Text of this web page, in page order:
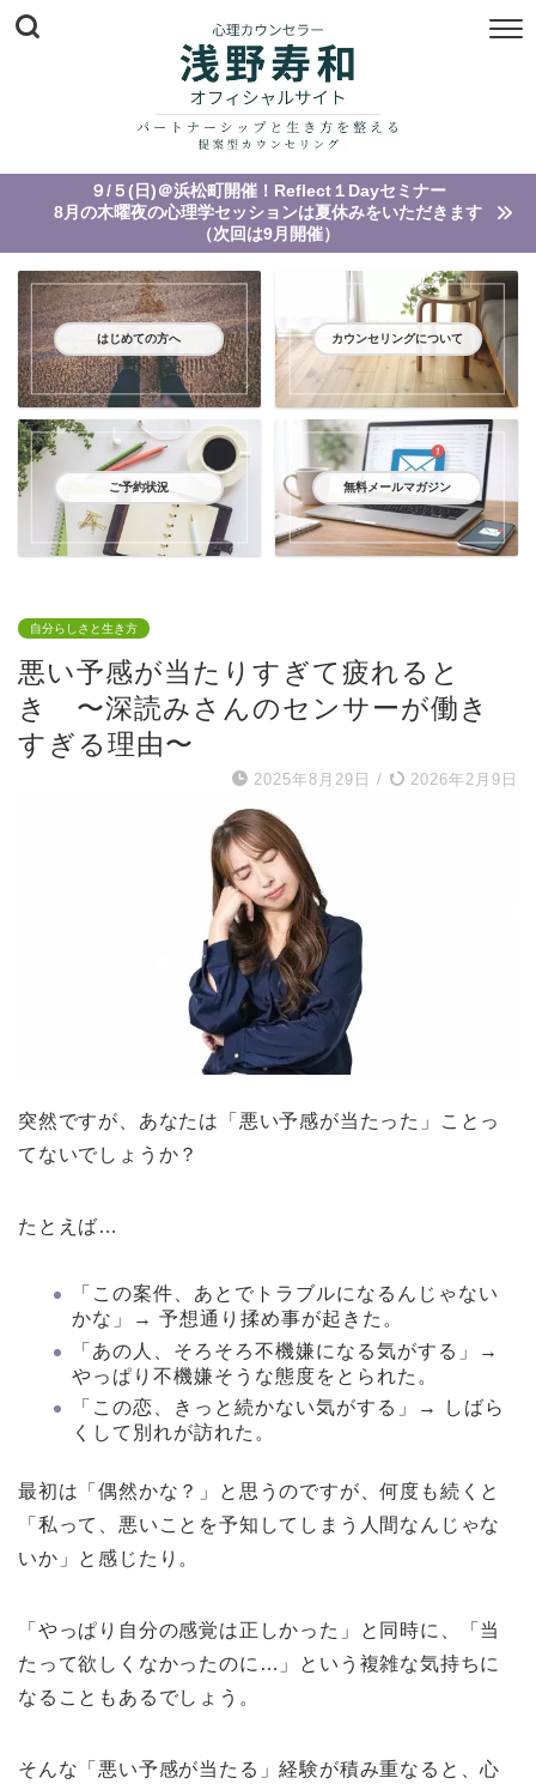
９/５(日)＠浜松町開催！Reflect１Dayセミナー
8月の木曜夜の心理学セッションは夏休みをいただきます
（次回は9月開催）
はじめての方へ カウンセリングについて
ご予約状況 無料メールマガジン
自分らしさと生き方
悪い予感が当たりすぎて疲れると
き 〜深読みさんのセンサーが働き
すぎる理由〜
2025年8月29日 / 2026年2月9日
突然ですが、あなたは「悪い予感が当たった」ことっ
てないでしょうか？
たとえば…
「この案件、あとでトラブルになるんじゃない
かな」→ 予想通り揉め事が起きた。
「あの人、そろそろ不機嫌になる気がする」→
やっぱり不機嫌そうな態度をとられた。
「この恋、きっと続かない気がする」→ しばら
くして別れが訪れた。
最初は「偶然かな？」と思うのですが、何度も続くと
「私って、悪いことを予知してしまう人間なんじゃな
いか」と感じたり。
「やっぱり自分の感覚は正しかった」と同時に、「当
たって欲しくなかったのに…」という複雑な気持ちに
なることもあるでしょう。
そんな「悪い予感が当たる」経験が積み重なると、心